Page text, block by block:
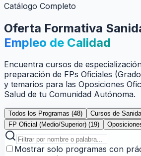
Catálogo Completo
Oferta Formativa
Empleo de Calidad
Encuentra cursos de
preparación de FPs Oficiales
y temarios para las Oposiciones
Salud de tu Comunidad Autónoma.
Todos los Programas (48) Cursos de
FP Oficial (Medio/Superior) (19)
Mostrar solo programas con